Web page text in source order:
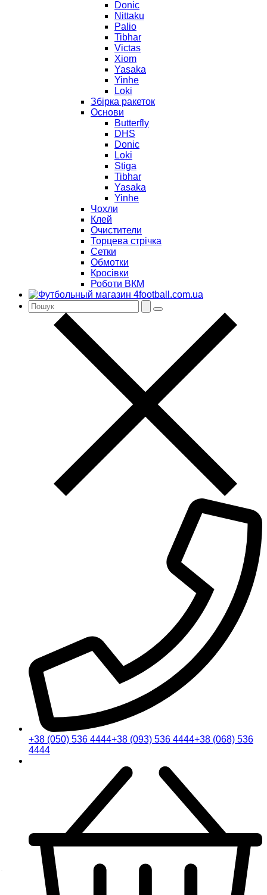
Donic
Nittaku
Palio
Tibhar
Victas
Xiom
Yasaka
Yinhe
Loki
Збірка ракеток
Основи
Butterfly
DHS
Donic
Loki
Stiga
Tibhar
Yasaka
Yinhe
Чохли
Клей
Очистители
Торцева стрічка
Сетки
Обмотки
Кросівки
Роботи ВКМ
+38 (050) 536 4444+38 (093) 536 4444+38 (068) 536
4444